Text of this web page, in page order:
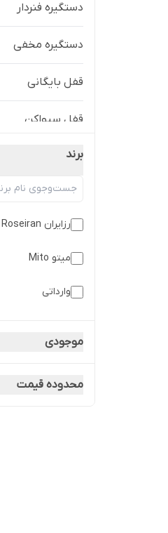
دستگیره فنردار
دستگیره مخفی
قفل بایگانی
قفل سیواکن
برند
رزایران Roseiran
میتو Mito
وارداتی
موجودی
محدوده قیمت